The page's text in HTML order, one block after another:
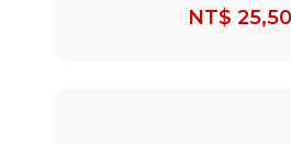
NT$